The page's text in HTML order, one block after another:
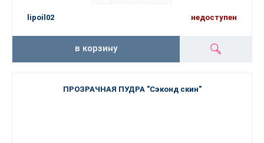
lipoil02 недоступен
в корзину
ПРОЗРАЧНАЯ ПУДРА "Сэконд скин"